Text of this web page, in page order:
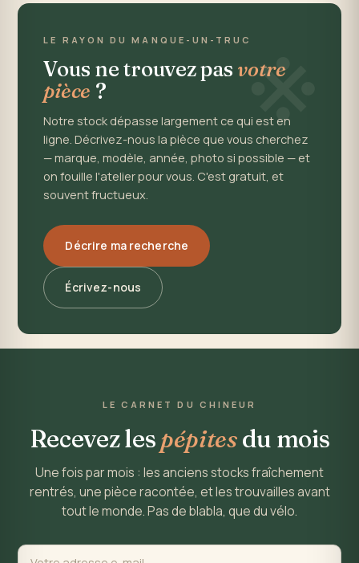
※
LE RAYON DU MANQUE-UN-TRUC
Vous ne trouvez pas votre
pièce ?
Notre stock dépasse largement ce qui est en
ligne. Décrivez-nous la pièce que vous cherchez
— marque, modèle, année, photo si possible — et
on fouille l'atelier pour vous. C'est gratuit, et
souvent fructueux.
Décrire ma recherche
Écrivez-nous
LE CARNET DU CHINEUR
Recevez lespépitesdu mois
Une fois par mois : les anciens stocks fraîchement
rentrés, une pièce racontée, et les trouvailles avant
tout le monde. Pas de blabla, que du vélo.